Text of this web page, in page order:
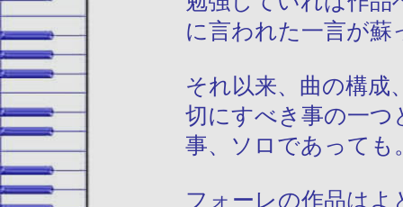
に言われた一言が
それ以来、曲の構成
切にすべき事の一
事、ソロであっても
フォーレの作品は